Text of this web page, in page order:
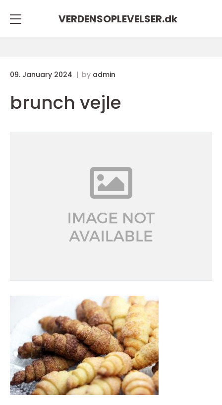
VERDENSOPLEVELSER.dk
09. January 2024 by admin
brunch vejle